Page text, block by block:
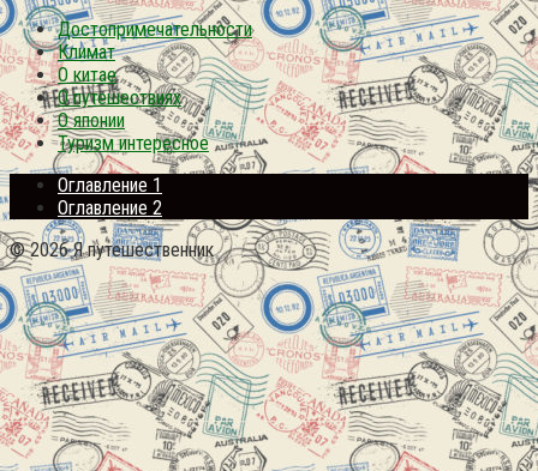
Достопримечательности
Климат
О китае
О путешествиях
О японии
Туризм интересное
Оглавление 1
Оглавление 2
© 2026 Я путешественник